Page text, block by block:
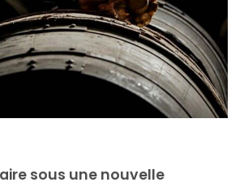
sous une nouvelle